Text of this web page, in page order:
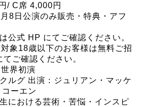
/ C席 4,000円
8日公演のみ販売・特典・アフ
公式 HP にてご確認ください。
象18歳以下のお客様は無料ご招
ご確認ください。
界初演
ルグ 出演：ジュリアン・マッケ
ーエン
における芸術・苦悩・インスピ